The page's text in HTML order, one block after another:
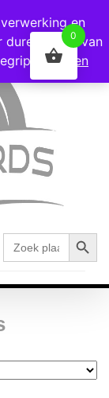
Zoek
naar:
en
duren dan u van
Negeren
0